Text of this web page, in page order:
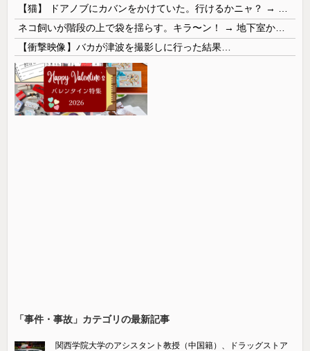
【衝撃映像】バカが津波を撮影しに行った結果…
「事件・事故」カテゴリの最新記事
関西学院大学のアシスタント教授（中国籍）、ドラッグストア